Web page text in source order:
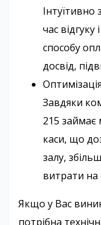
час
способу
досвід,
Завдяки
215 займає
каси, що
залу,
витрати на
Якщо у Вас
потрібна